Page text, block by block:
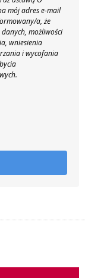
mój adres e-mail
a, że
możliwości
wniesienia
i wycofania